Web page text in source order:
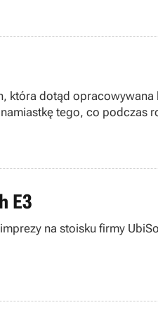
która dotąd opracowywana
tego, co podczas
E3
na stoisku firmy